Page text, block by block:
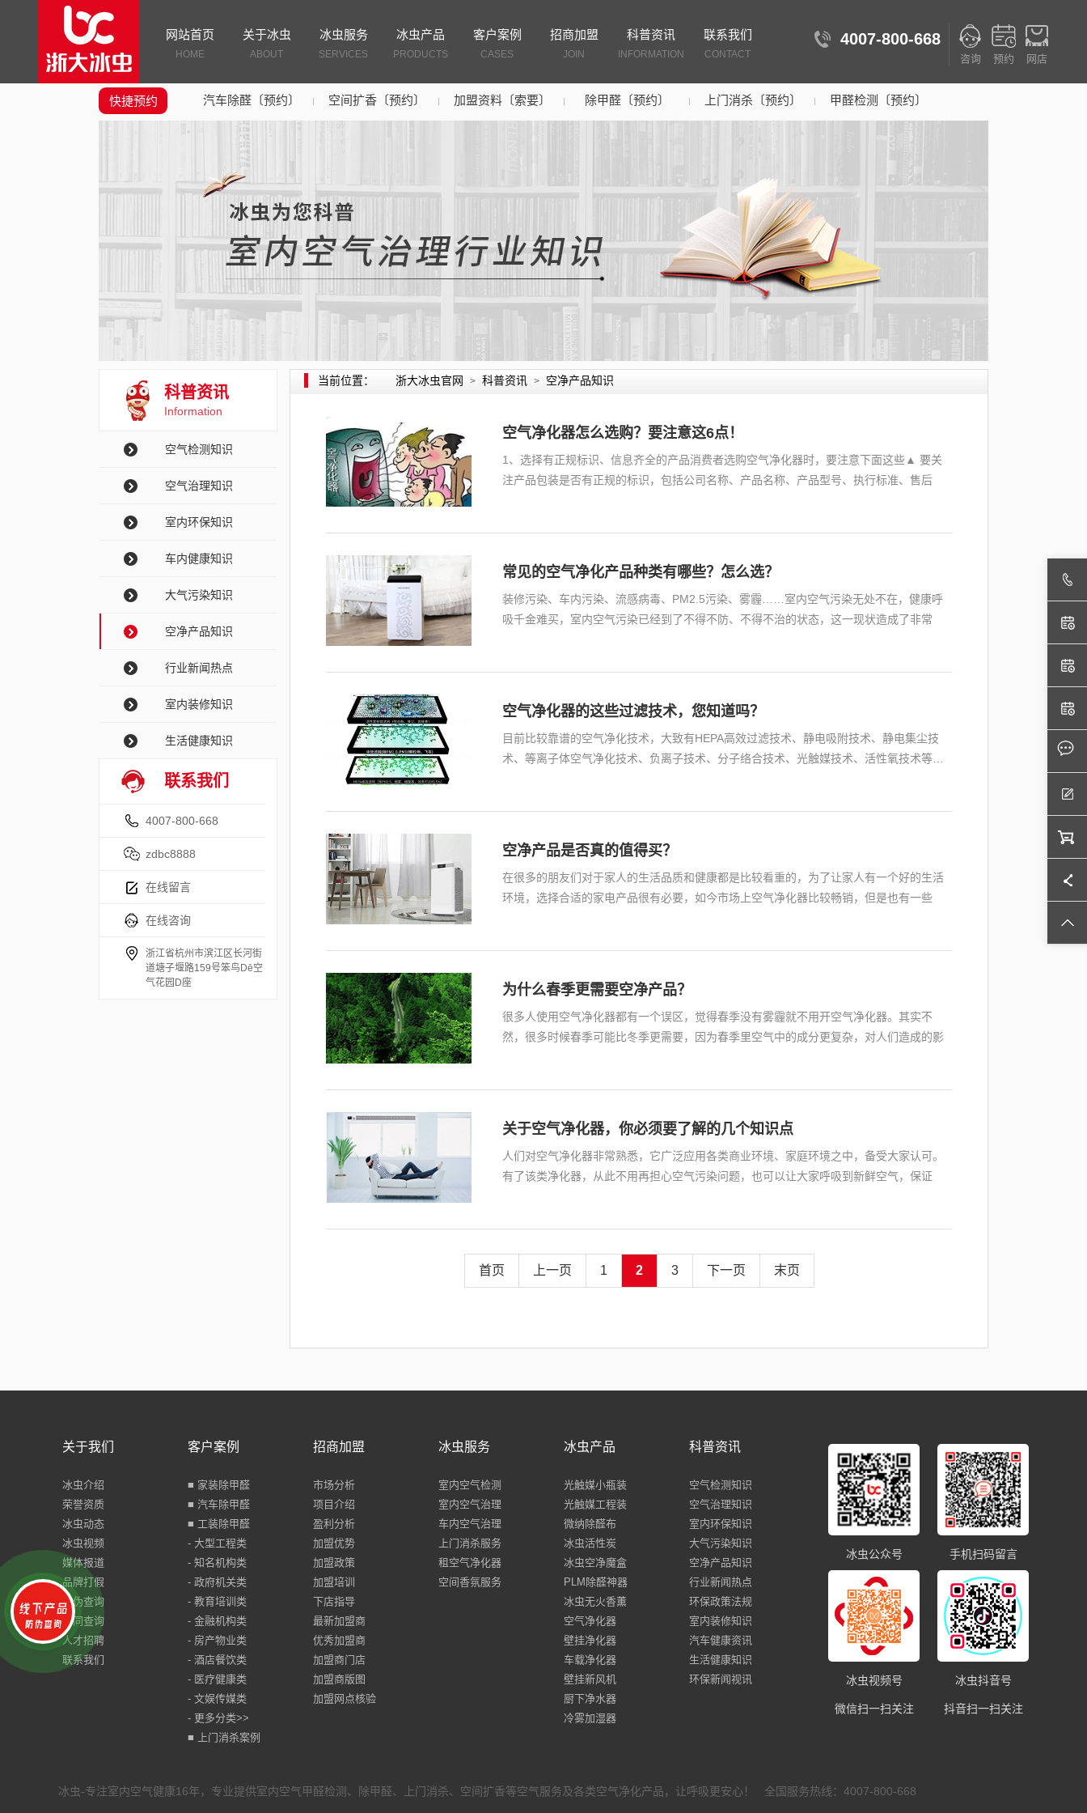
网站首页
HOME
关于冰虫
ABOUT
冰虫服务
SERVICES
冰虫产品
PRODUCTS
客户案例
CASES
招商加盟
JOIN
科普资讯
INFORMATION
联系我们
CONTACT
4007-800-668
咨询 预约 网店
快捷预约 汽车除醛〔预约〕 空间扩香〔预约〕 加盟资料〔索要〕 除甲醛〔预约〕 上门消杀〔预约〕 甲醛检测〔预约〕
科普资讯
Information
空气检测知识
空气治理知识
室内环保知识
车内健康知识
大气污染知识
空净产品知识
行业新闻热点
室内装修知识
生活健康知识
联系我们
4007-800-668
zdbc8888
在线留言
在线咨询
浙江省杭州市滨江区长河街
道塘子堰路159号笨鸟Dē空
气花园D座
当前位置： 浙大冰虫官网 > 科普资讯 > 空净产品知识
空气净化器怎么选购？要注意这6点！
1、选择有正规标识、信息齐全的产品消费者选购空气净化器时，要注意下面这些▲ 要关
注产品包装是否有正规的标识，包括公司名称、产品名称、产品型号、执行标准、售后
常见的空气净化产品种类有哪些？怎么选？
装修污染、车内污染、流感病毒、PM2.5污染、雾霾……室内空气污染无处不在，健康呼
吸千金难买，室内空气污染已经到了不得不防、不得不治的状态，这一现状造成了非常
空气净化器的这些过滤技术，您知道吗？
目前比较靠谱的空气净化技术，大致有HEPA高效过滤技术、静电吸附技术、静电集尘技
术、等离子体空气净化技术、负离子技术、分子络合技术、光触媒技术、活性氧技术等…
空净产品是否真的值得买？
在很多的朋友们对于家人的生活品质和健康都是比较看重的，为了让家人有一个好的生活
环境，选择合适的家电产品很有必要，如今市场上空气净化器比较畅销，但是也有一些
为什么春季更需要空净产品？
很多人使用空气净化器都有一个误区，觉得春季没有雾霾就不用开空气净化器。其实不
然，很多时候春季可能比冬季更需要，因为春季里空气中的成分更复杂，对人们造成的影
关于空气净化器，你必须要了解的几个知识点
人们对空气净化器非常熟悉，它广泛应用各类商业环境、家庭环境之中，备受大家认可。
有了该类净化器，从此不用再担心空气污染问题，也可以让大家呼吸到新鲜空气，保证
首页 上一页 1 2 3 下一页 末页
关于我们
冰虫介绍
荣誉资质
冰虫动态
冰虫视频
媒体报道
品牌打假
防伪查询
合同查询
人才招聘
联系我们
客户案例
■ 家装除甲醛
■ 汽车除甲醛
■ 工装除甲醛
- 大型工程类
- 知名机构类
- 政府机关类
- 教育培训类
- 金融机构类
- 房产物业类
- 酒店餐饮类
- 医疗健康类
- 文娱传媒类
- 更多分类>>
■ 上门消杀案例
招商加盟
市场分析
项目介绍
盈利分析
加盟优势
加盟政策
加盟培训
下店指导
最新加盟商
优秀加盟商
加盟商门店
加盟商版图
加盟网点核验
冰虫服务
室内空气检测
室内空气治理
车内空气治理
上门消杀服务
租空气净化器
空间香氛服务
冰虫产品
光触媒小瓶装
光触媒工程装
微纳除醛布
冰虫活性炭
冰虫空净魔盒
PLM除醛神器
冰虫无火香薰
空气净化器
壁挂净化器
车载净化器
壁挂新风机
厨下净水器
冷雾加湿器
科普资讯
空气检测知识
空气治理知识
室内环保知识
大气污染知识
空净产品知识
行业新闻热点
环保政策法规
室内装修知识
汽车健康资讯
生活健康知识
环保新闻视讯
手机扫码留言
冰虫公众号
冰虫抖音号
抖音扫一扫关注
冰虫视频号
微信扫一扫关注
冰虫-专注室内空气健康16年，专业提供室内空气甲醛检测、除甲醛、上门消杀、空间扩香等空气服务及各类空气净化产品，让呼吸更安心！ 全国服务热线：4007-800-668